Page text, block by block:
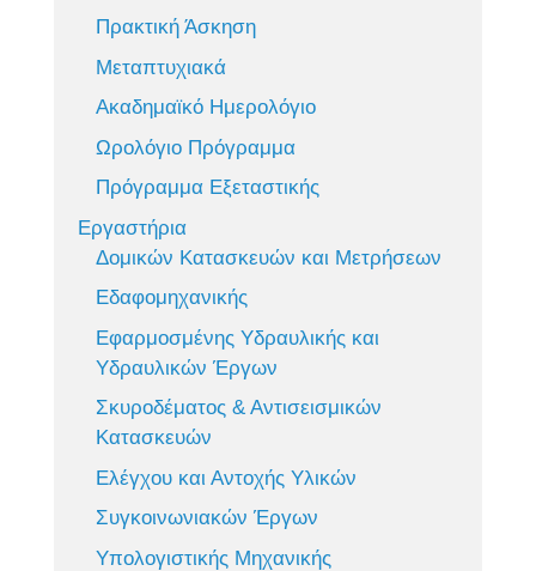
Πρακτική Άσκηση
Μεταπτυχιακά
Ακαδημαϊκό Ημερολόγιο
Ωρολόγιο Πρόγραμμα
Πρόγραμμα Εξεταστικής
Εργαστήρια
Δομικών Κατασκευών και Μετρήσεων
Εδαφομηχανικής
Εφαρμοσμένης Υδραυλικής και
Υδραυλικών Έργων
Σκυροδέματος & Αντισεισμικών
Κατασκευών
Ελέγχου και Αντοχής Υλικών
Συγκοινωνιακών Έργων
Υπολογιστικής Μηχανικής